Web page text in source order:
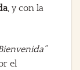
, y con la
el